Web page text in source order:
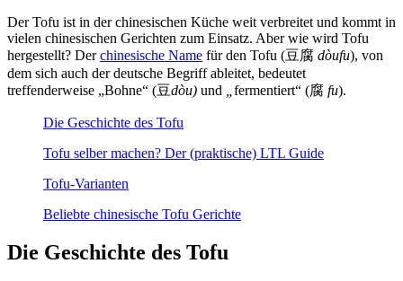
Der Tofu ist in der chinesischen Küche weit verbreitet und kommt in
vielen chinesischen Gerichten zum Einsatz. Aber wie wird Tofu
hergestellt? Derchinesische Name für den Tofu (豆腐 dòufu), von
dem sich auch der deutsche Begriff ableitet, bedeutet
treffenderweise „Bohne“ (豆dòu) und „fermentiert“ (腐 fu).
Die Geschichte des Tofu
Tofu selber machen? Der (praktische) LTL Guide
Tofu-Varianten
Beliebte chinesische Tofu Gerichte
Die Geschichte des Tofu